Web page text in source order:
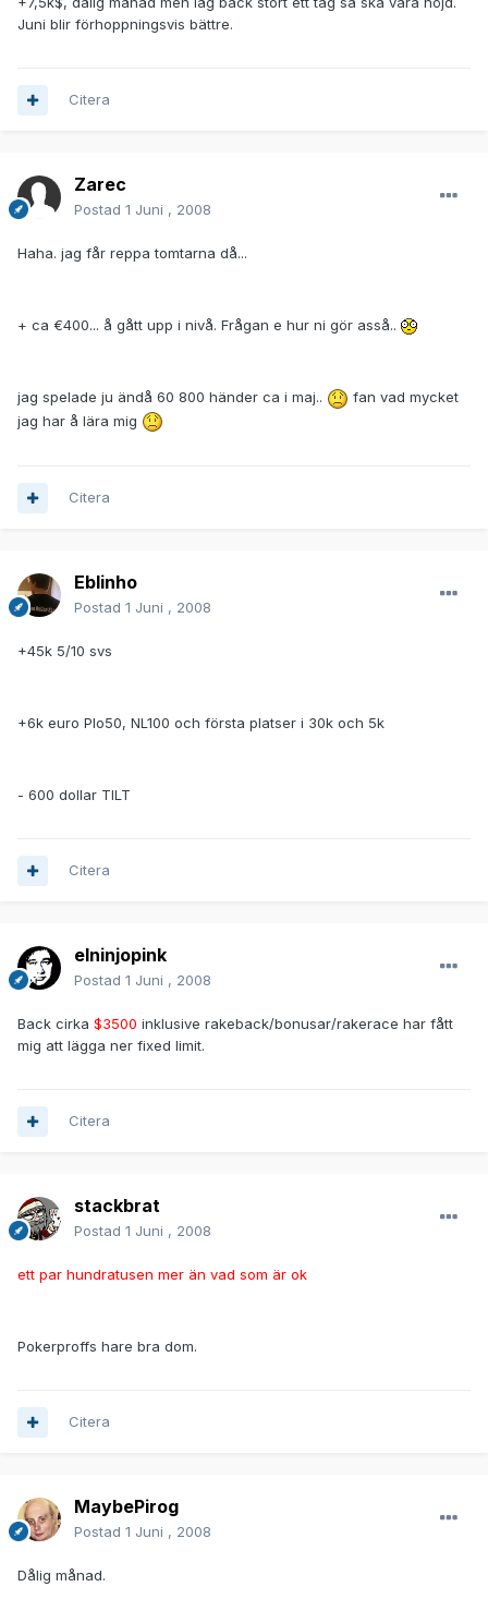
Juni blir förhoppningsvis bättre.
Citera
Zarec
Postad 1 Juni , 2008
Haha. jag får reppa tomtarna då...
+ ca €400... å gått upp i nivå. Frågan e hur ni gör asså..
jag spelade ju ändå 60 800 händer ca i maj..
fan vad mycket
jag har å lära mig
Citera
Eblinho
Postad 1 Juni , 2008
+45k 5/10 svs
+6k euro Plo50, NL100 och första platser i 30k och 5k
- 600 dollar TILT
Citera
elninjopink
Postad 1 Juni , 2008
Back cirka $3500 inklusive rakeback/bonusar/rakerace har fått
mig att lägga ner fixed limit.
Citera
stackbrat
Postad 1 Juni , 2008
ett par hundratusen mer än vad som är ok
Pokerproffs hare bra dom.
Citera
MaybePirog
Postad 1 Juni , 2008
Dålig månad.